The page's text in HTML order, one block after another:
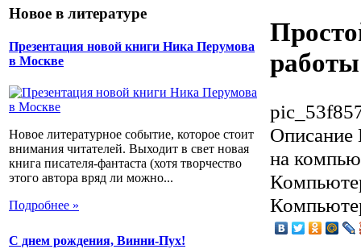
Новое в литературе
Презентация новой книги Ника Перумова
в Москве
Новое литературное событие, которое стоит
внимания читателей. Выходит в свет новая
книга писателя-фантаста (хотя творчество
этого автора вряд ли можно...
Подробнее »
С днем рождения, Винни-Пух!
Описание
на